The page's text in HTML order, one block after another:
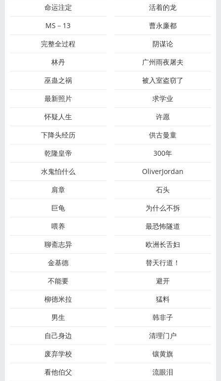
命运注定
活着的龙
MS－13
曹永廉都
完整全过程
阴谋论
林丹
广州雨夜屠夫
巫蛊之祸
被入室盗窃了
最新照片
求学业
怀疑人生
许愿
下降头经历
供古曼童
乾隆皇帝
300年
水鬼怕什么
OliverJordan
肩章
石头
巨龟
为什么不拆
喂养
最恐怖隧道
聊斋志异
欧洲长舌妇
金基德
替天行道！
不能要
避开
柳德米拉
猛料
男生
韩非子
自己身边
清理门户
废弃学校
镶黄旗
看他伯父
流眼泪